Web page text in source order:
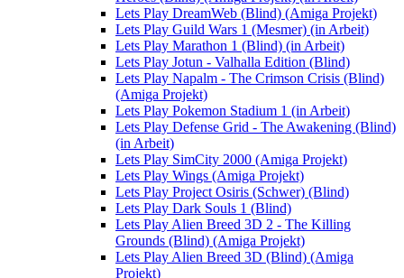
Lets Play DreamWeb (Blind) (Amiga Projekt)
Lets Play Guild Wars 1 (Mesmer) (in Arbeit)
Lets Play Marathon 1 (Blind) (in Arbeit)
Lets Play Jotun - Valhalla Edition (Blind)
Lets Play Napalm - The Crimson Crisis (Blind)
(Amiga Projekt)
Lets Play Pokemon Stadium 1 (in Arbeit)
Lets Play Defense Grid - The Awakening (Blind)
(in Arbeit)
Lets Play SimCity 2000 (Amiga Projekt)
Lets Play Wings (Amiga Projekt)
Lets Play Project Osiris (Schwer) (Blind)
Lets Play Dark Souls 1 (Blind)
Lets Play Alien Breed 3D 2 - The Killing
Grounds (Blind) (Amiga Projekt)
Lets Play Alien Breed 3D (Blind) (Amiga
Projekt)